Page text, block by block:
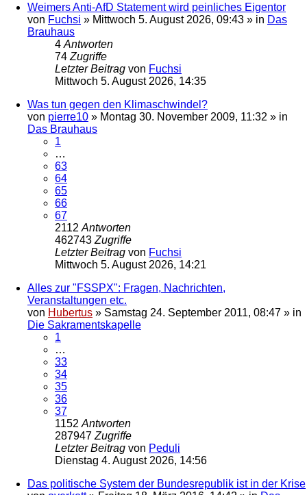
Weimers Anti-AfD Statement wird peinliches Eigentor
von Fuchsi » Mittwoch 5. August 2026, 09:43 » in Das
Brauhaus
4 Antworten
74 Zugriffe
Letzter Beitrag von Fuchsi
Mittwoch 5. August 2026, 14:35
Was tun gegen den Klimaschwindel?
von pierre10 » Montag 30. November 2009, 11:32 » in
Das Brauhaus
1
…
63
64
65
66
67
2112 Antworten
462743 Zugriffe
Letzter Beitrag von Fuchsi
Mittwoch 5. August 2026, 14:21
Alles zur "FSSPX": Fragen, Nachrichten,
Veranstaltungen etc.
von Hubertus » Samstag 24. September 2011, 08:47 » in
Die Sakramentskapelle
1
…
33
34
35
36
37
1152 Antworten
287947 Zugriffe
Letzter Beitrag von Peduli
Dienstag 4. August 2026, 14:56
Das politische System der Bundesrepublik ist in der Krise